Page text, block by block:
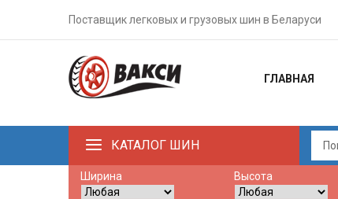
Поставщик легковых и грузовых шин в Беларуси
ГЛАВНАЯ
КАТАЛОГ ШИН
Ширина Высота